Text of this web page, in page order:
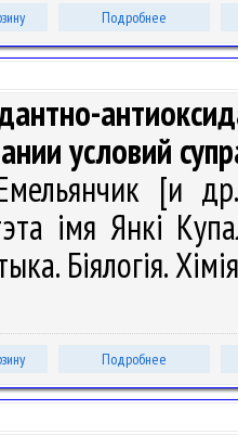
Подробнее
условий
[и
імя Янкі
Біялогія.
Подробнее